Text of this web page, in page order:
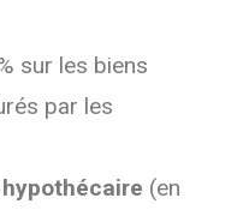
sur les biens
par les
(en